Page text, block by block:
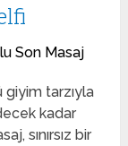
Son Masaj
giyim tarzıyla
kadar
sınırsız bir